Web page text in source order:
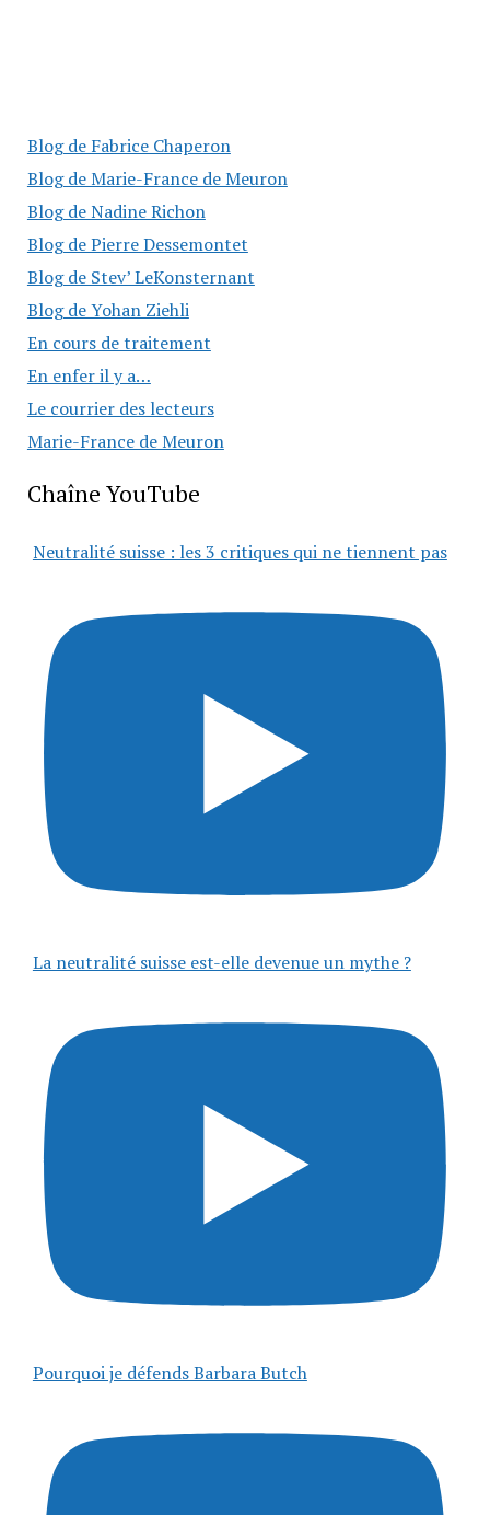
Blog de Fabrice Chaperon
Blog de Marie-France de Meuron
Blog de Nadine Richon
Blog de Pierre Dessemontet
Blog de Stev’ LeKonsternant
Blog de Yohan Ziehli
En cours de traitement
En enfer il y a…
Le courrier des lecteurs
Marie-France de Meuron
Chaîne YouTube
Neutralité suisse : les 3 critiques qui ne tiennent pas
La neutralité suisse est-elle devenue un mythe ?
Pourquoi je défends Barbara Butch